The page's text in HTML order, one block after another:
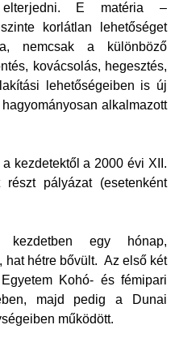
elterjedni. E matéria –
korlátlan lehetőséget
nemcsak a különböző
kovácsolás, hegesztés,
lehetőségeiben is új
alkalmazott
kezdetektől a 2000 évi XII.
pályázat (esetenként
kezdetben egy hónap,
hat hétre bővült. Az első két
Kohó- és fémipari
majd pedig a Dunai
működött.